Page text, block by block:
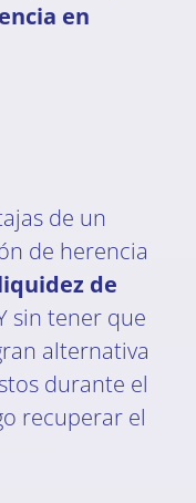
en
de un
de herencia
de
sin tener que
alternativa
durante el
recuperar el